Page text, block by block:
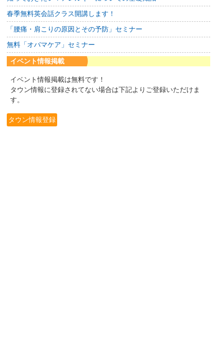
春季無料英会話クラス開講します！
「腰痛・肩こりの原因とその予防」セミナー
無料「オバマケア」セミナー
イベント情報掲載
イベント情報掲載は無料です！
タウン情報に登録されてない場合は下記よりご登録いただけま
す。
タウン情報登録